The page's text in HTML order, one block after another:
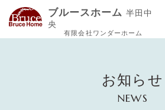
ブルースホーム半田中
央
有限会社ワンダーホーム
お知らせ
NEWS